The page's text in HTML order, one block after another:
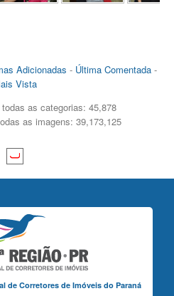
Adicionadas - Última Comentada-
Vista
as categorias: 45,878
as imagens: 39,173,125
de Corretores de Imóveis do Paraná